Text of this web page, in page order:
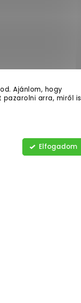
Ajánlom, hogy
arra, miről is
Elfogadom